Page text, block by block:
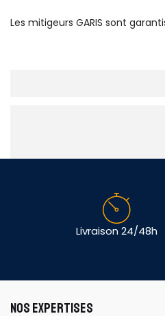
Les mitigeurs GARIS sont
Livraison 24/48h
NOS EXPERTISES